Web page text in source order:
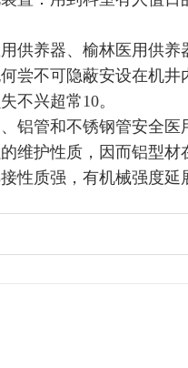
供养器、榆林医用供养
尝不可隐蔽安设在机
不兴超常10。
管和不锈钢管安全医
维护性质，因而铝型
性质强，有机械强度延